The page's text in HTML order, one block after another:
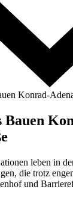
Konrad-
Bauen
leben in
die trotz
und